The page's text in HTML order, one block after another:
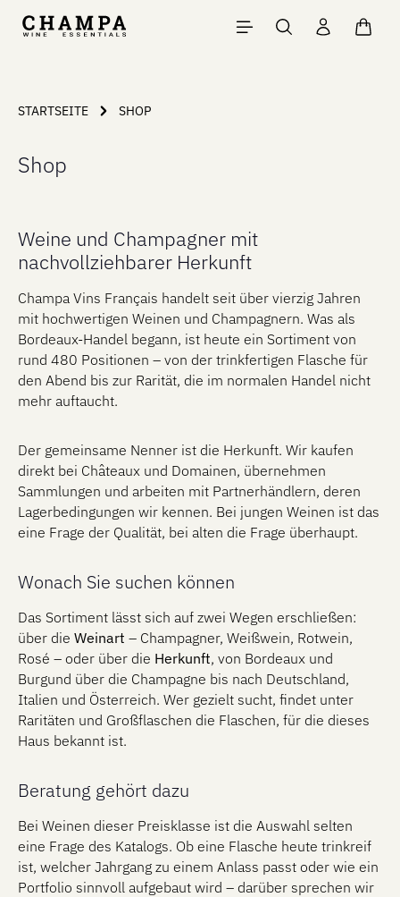
Skip to main content
STARTSEITE SHOP
Shop
Weine und Champagner mit
nachvollziehbarer Herkunft
Champa Vins Français handelt seit über vierzig Jahren
mit hochwertigen Weinen und Champagnern. Was als
Bordeaux-Handel begann, ist heute ein Sortiment von
rund 480 Positionen – von der trinkfertigen Flasche für
den Abend bis zur Rarität, die im normalen Handel nicht
mehr auftaucht.
Der gemeinsame Nenner ist die Herkunft. Wir kaufen
direkt bei Châteaux und Domainen, übernehmen
Sammlungen und arbeiten mit Partnerhändlern, deren
Lagerbedingungen wir kennen. Bei jungen Weinen ist das
eine Frage der Qualität, bei alten die Frage überhaupt.
Wonach Sie suchen können
Das Sortiment lässt sich auf zwei Wegen erschließen:
über die Weinart – Champagner, Weißwein, Rotwein,
Rosé – oder über die Herkunft, von Bordeaux und
Burgund über die Champagne bis nach Deutschland,
Italien und Österreich. Wer gezielt sucht, findet unter
Raritäten und Großflaschen die Flaschen, für die dieses
Haus bekannt ist.
Beratung gehört dazu
Bei Weinen dieser Preisklasse ist die Auswahl selten
eine Frage des Katalogs. Ob eine Flasche heute trinkreif
ist, welcher Jahrgang zu einem Anlass passt oder wie ein
Portfolio sinnvoll aufgebaut wird – darüber sprechen wir